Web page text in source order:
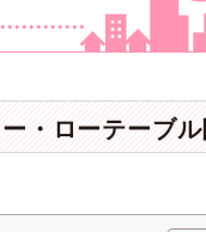
・ローテーブ